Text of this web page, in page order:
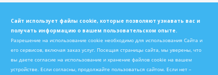
г. Днепрул.
Троицкая, 21г, 2 этаж, офис 241
+38 (067) 560-0-538
+38 (056) 767-0-100
09:00 - 18:00
Сайт использует файлы cookie, которые позволяют узнавать вас и
получать информацию о вашем пользовательском опыте.
Разрешение на использование cookie необходимо для использования Сайта и
его сервисов, включая заказ услуг. Посещая страницы сайта, мы уверены, что
вы даете согласие на использование и хранение файлов cookie на вашем
устройстве. Если согласны, продолжайте пользоваться сайтом. Если нет –